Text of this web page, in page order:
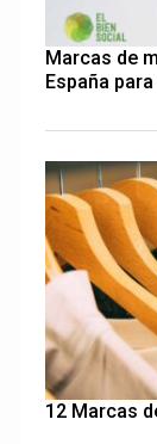
Marcas de
España
12 Marcas